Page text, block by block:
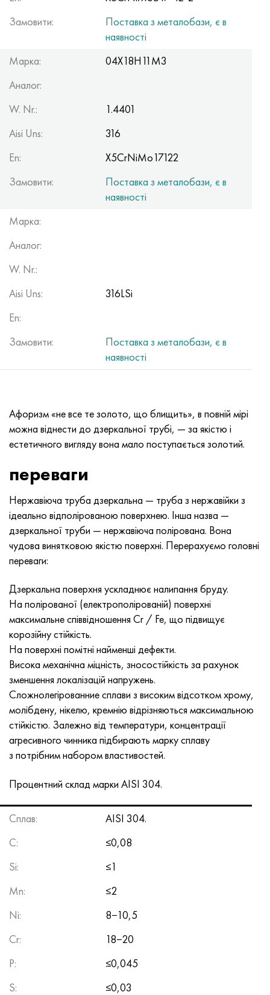
Замовити:
Поставка з металобази, є в
наявності
Марка:
04Х18Н11М3
Аналог:
W. Nr.:
1.4401
Aisi Uns:
316
En:
X5CrNiMo17122
Замовити:
Поставка з металобази, є в
наявності
Марка:
Аналог:
W. Nr.:
Aisi Uns:
316LSi
En:
Замовити:
Поставка з металобази, є в
наявності
Афоризм «не все те золото, що блищить», в повній мірі
можна віднести до дзеркальної трубі, — за якістю і
естетичного вигляду вона мало поступається золотий.
переваги
Нержавіюча труба дзеркальна — труба з нержавійки з
ідеально відполірованою поверхнею. Інша назва —
дзеркальної труби — нержавіюча полірована. Вона
чудова винятковою якістю поверхні. Перерахуємо головні
переваги:
Дзеркальна поверхня ускладнює налипання бруду.
На полірованої (електрополірованій) поверхні
максимальне співвідношення Cr / Fe, що підвищує
корозійну стійкість.
На поверхні помітні найменші дефекти.
Висока механічна міцність, зносостійкість за рахунок
зменшення локалізацій напружень.
Сложнолегірованние сплави з високим відсотком хрому,
молібдену, нікелю, кремнію відрізняються максимальною
стійкістю. Залежно від температури, концентрації
агресивного чинника підбирають марку сплаву
з потрібним набором властивостей.
Процентний склад марки AISI 304.
Cплав:
AISI 304.
C:
≤0,08
Si:
≤1
Mn:
≤2
Ni:
8−10,5
Cr:
18−20
P:
≤0,045
S:
≤0,03